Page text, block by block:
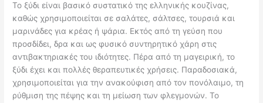
Το ξύδι είναι βασικό συστατικό της ελληνικής κουζίνας,
καθώς χρησιμοποιείται σε σαλάτες, σάλτσες, τουρσιά και
μαρινάδες για κρέας ή ψάρια. Εκτός από τη γεύση που
προσδίδει, δρα και ως φυσικό συντηρητικό χάρη στις
αντιβακτηριακές του ιδιότητες. Πέρα από τη μαγειρική, το
ξύδι έχει και πολλές θεραπευτικές χρήσεις. Παραδοσιακά,
χρησιμοποιείται για την ανακούφιση από τον πονόλαιμο, τη
ρύθμιση της πέψης και τη μείωση των φλεγμονών. Το